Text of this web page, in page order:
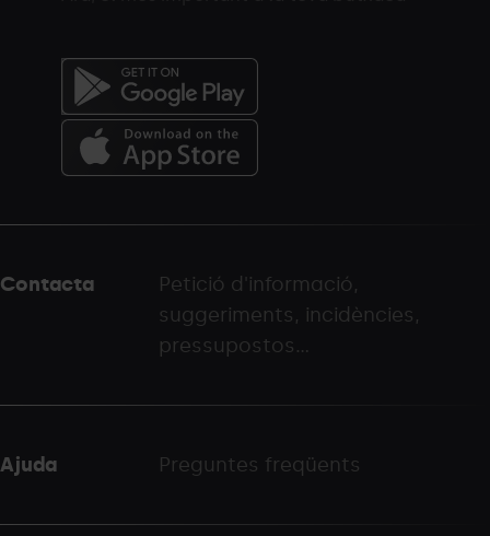
del
-
Contacta
Petició d'informació,
suggeriments, incidències,
pressupostos...
Ajuda Preguntes freqüents